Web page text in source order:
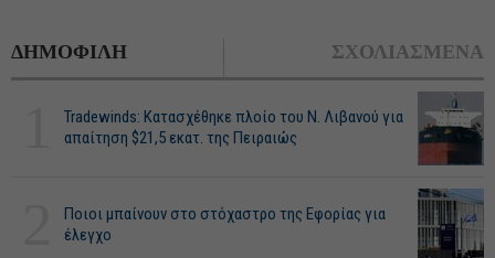
ΔΗΜΟΦΙΛΗ ΣΧΟΛΙΑΣΜΕΝΑ
Tradewinds: Κατασχέθηκε πλοίο του Ν. Λιβανού για
απαίτηση $21,5 εκατ. της Πειραιώς
Ποιοι μπαίνουν στο στόχαστρο της Εφορίας για
έλεγχο